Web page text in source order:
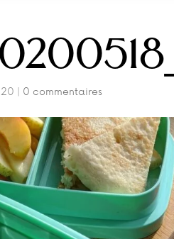
0 commentaires